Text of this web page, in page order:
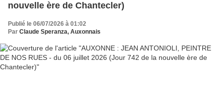
nouvelle ère de Chantecler)
Publié le 06/07/2026 à 01:02
Par Claude Speranza, Auxonnais